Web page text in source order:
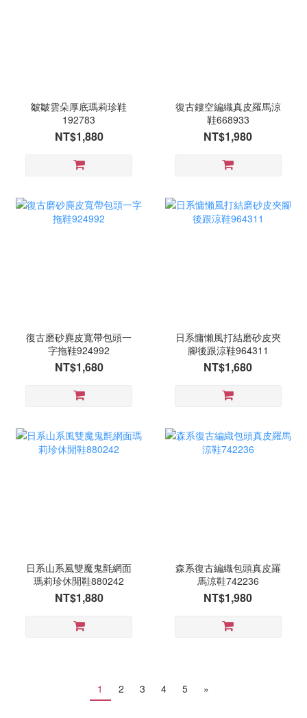
皺皺雲朵厚底瑪莉珍鞋
192783
NT$1,880
復古鏤空編織真皮羅馬涼
鞋668933
NT$1,980
復古磨砂麂皮寬帶包頭一
字拖鞋924992
NT$1,680
日系慵懶風打結磨砂皮夾
腳後跟涼鞋964311
NT$1,680
日系山系風雙魔鬼氈網面
瑪莉珍休閒鞋880242
NT$1,880
森系復古編織包頭真皮羅
馬涼鞋742236
NT$1,980
1 2 3 4 5 »